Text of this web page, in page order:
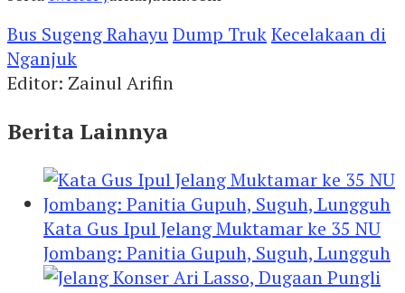
Bus Sugeng RahayuDump TrukKecelakaan di
Nganjuk
Editor: Zainul Arifin
Berita Lainnya
Kata Gus Ipul Jelang Muktamar ke 35 NU
Jombang: Panitia Gupuh, Suguh, Lungguh